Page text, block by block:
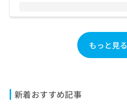
もっと見る
新着おすすめ記事
問
ら